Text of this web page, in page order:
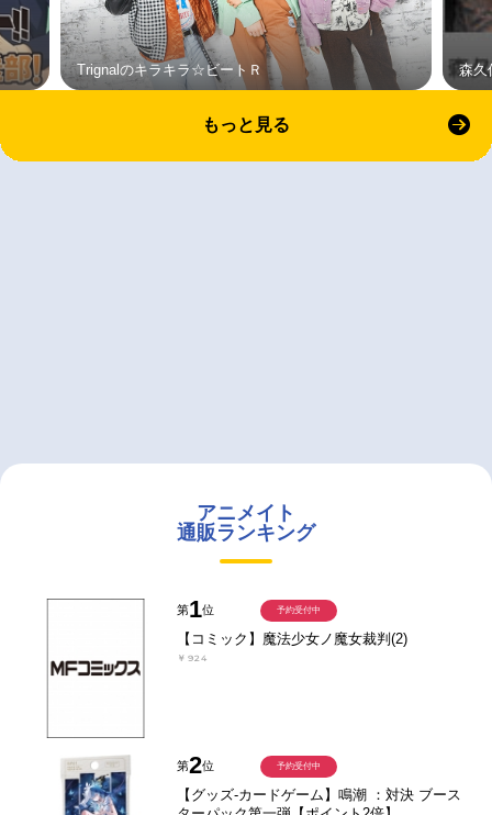
Trignalのキラキラ☆ビートＲ 森久
もっと見る
アニメイト
通販ランキング
第1位
【コミック】魔法少女ノ魔女裁判(2)
￥924
予約受付中
第2位
【グッズ-カードゲーム】鳴潮 ：対決 ブース
予約受付中